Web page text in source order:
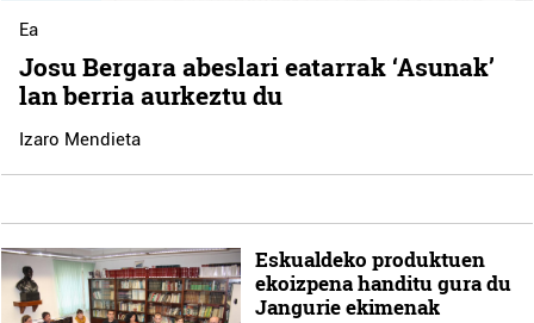
Ea
Josu Bergara abeslari eatarrak ‘Asunak’
lan berria aurkeztu du
Izaro Mendieta
Eskualdeko produktuen
ekoizpena handitu gura du
Jangurie ekimenak